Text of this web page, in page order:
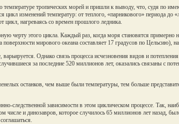
температуре тропических морей и пришли к выводу, что, судя по
цикл изменений температур: от теплого, «парникового» периода до
цикл, нагреваясь со времен прошлого ледника.
черту этого цикла. Каждый раз, когда моря становятся примерно
поверхности мирового океана составляет 17 градусов по Цельсию),
Однако связь процесса исчезновения видов и
за последние 520 миллионов лет, оказались связаны с
останков, чем выше были температуры, тем больше
следственной зависимости в этом циклическом процессе. Так,
числе и динозавров, которое случилось 65 миллионов лет назад,